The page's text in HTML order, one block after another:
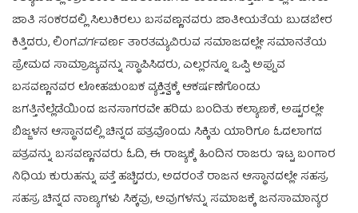
ಜಾತಿ ಸಂಕರದಲ್ಲಿ ಸಿಲುಕಿರಲು ಬಸವಣ್ಣನವರು ಜಾತೀಯತೆಯ ಬುಡಬೇರ
ಕಿತ್ತಿದರು, ಲಿಂಗವರ್ಗವರ್ಣ ತಾರತಮ್ಯವಿರುವ ಸಮಾಜದಲ್ಲೇ ಸಮಾನತೆಯ
ಪ್ರೇಮದ ಸಾಮ್ರಾಜ್ಯವನ್ನು ಸ್ಥಾಪಿಸಿದರು, ಎಲ್ಲರನ್ನೂ ಒಪ್ಪಿ ಅಪ್ಪುವ
ಬಸವಣ್ಣನವರ ಲೋಹಚುಂಬಕ ವ್ಯಕ್ತಿತ್ವಕ್ಕೆ ಆಕರ್ಷಣೆಗೊಂಡು
ಜಗತ್ತಿನೆಲ್ಲೆಡೆಯಿಂದ ಜನಸಾಗರವೇ ಹರಿದು ಬಂದಿತು ಕಲ್ಯಾಣಕೆ, ಅಷ್ಟರಲ್ಲೇ
ಬಿಜ್ಜಳನ ಆಸ್ಥಾನದಲ್ಲಿ ಚಿನ್ನದ ಪತ್ರವೊಂದು ಸಿಕ್ಕಿತು ಯಾರಿಗೂ ಓದಲಾಗದ
ಪತ್ರವನ್ನು ಬಸವಣ್ಣನವರು ಓದಿ, ಈ ರಾಜ್ಯಕ್ಕೆ ಹಿಂದಿನ ರಾಜರು ಇಟ್ಟ ಬಂಗಾರ
ನಿಧಿಯ ಕುರುಹನ್ನು ಪತ್ತೆ ಹಚ್ಚಿದರು, ಅದರಂತೆ ರಾಜನ ಆಸ್ಥಾನದಲ್ಲೇ ಸಹಸ್ರ
ಸಹಸ್ರ ಚಿನ್ನದ ನಾಣ್ಯಗಳು ಸಿಕ್ಕವು, ಅವುಗಳನ್ನು ಸಮಾಜಕ್ಕೆ ಜನಸಾಮಾನ್ಯರ